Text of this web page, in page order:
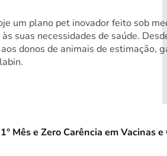
um plano pet inovador feito sob
suas necessidades de saúde.
donos de animais de estimação,
Mês e Zero Carência em Vacinas